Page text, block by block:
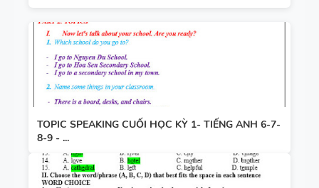
TOPIC SPEAKING CUỐI HỌC KỲ 1- TIẾNG ANH 6-7-
8-9 - ...